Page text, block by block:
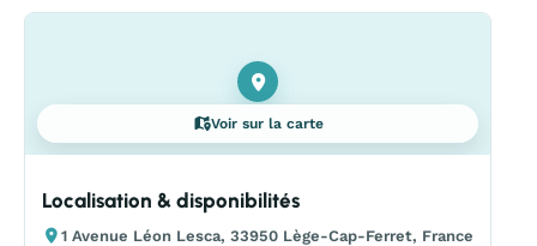
Voir sur la carte
Localisation & disponibilités
1 Avenue Léon Lesca, 33950 Lège-Cap-Ferret, France